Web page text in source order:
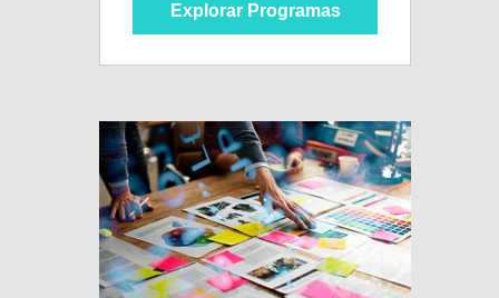
Explorar Programas